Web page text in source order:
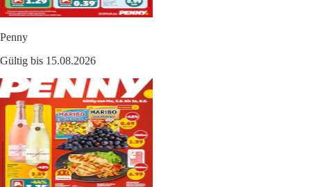
Penny
Gültig bis 15.08.2026